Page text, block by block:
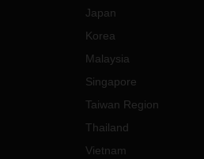
Japan
Korea
Malaysia
Singapore
Taiwan Region
Thailand
Vietnam